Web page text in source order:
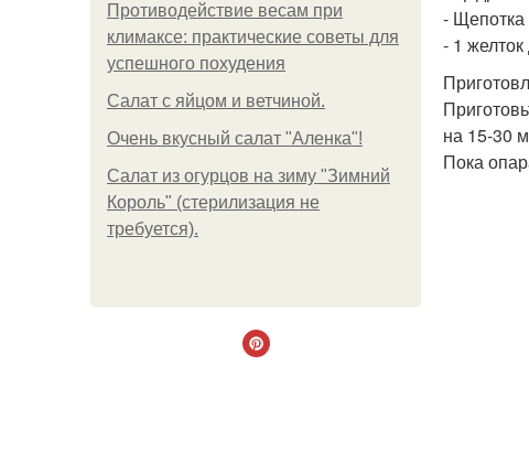
Противодействие весам при
климаксе: практические советы для
успешного похудения
Салат с яйцом и ветчиной.
Очень вкусный салат "Аленка"!
Салат из огурцов на зиму "Зимний
Король" (стерилизация не
требуется).
- Щепотка
- 1
на 15-30
Пока